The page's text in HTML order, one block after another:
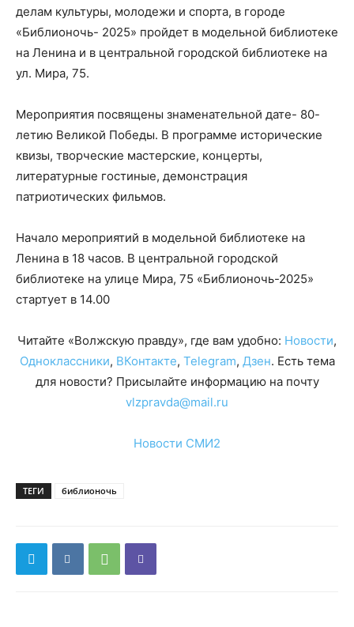
делам культуры, молодежи и спорта, в городе
«Библионочь- 2025» пройдет в модельной библиотеке
на Ленина и в центральной городской библиотеке на
ул. Мира, 75.
Мероприятия посвящены знаменательной дате- 80-
летию Великой Победы. В программе исторические
квизы, творческие мастерские, концерты,
литературные гостиные, демонстрация
патриотических фильмов.
Начало мероприятий в модельной библиотеке на
Ленина в 18 часов. В центральной городской
библиотеке на улице Мира, 75 «Библионочь-2025»
стартует в 14.00
Читайте «Волжскую правду», где вам удобно: Новости,
Одноклассники, ВКонтакте, Telegram, Дзен. Есть тема
для новости? Присылайте информацию на почту
vlzpravda@mail.ru
Новости СМИ2
ТЕГИ библионочь